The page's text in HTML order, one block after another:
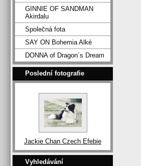
GINNIE OF SANDMAN
Akirdalu
Společná fota
SAY ON Bohemia Alké
DONNA of Dragon´s Dream
Poslední fotografie
Jackie Chan Czech Efebie
Vyhledávání